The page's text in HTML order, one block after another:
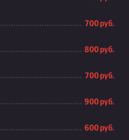
700 руб.
800 руб.
700 руб.
900 руб.
600 руб.